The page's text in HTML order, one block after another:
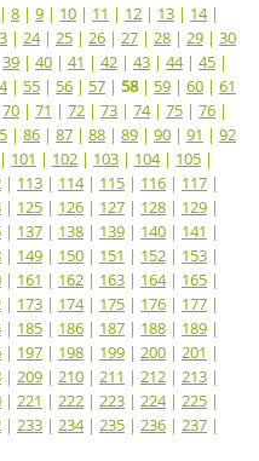
| 8 | 9 | 10 | 11 | 12 | 13 | 14|
| 24| 25 | 26 | 27 | 28 | 29 | 30
39 | 40 | 41 | 42 | 43 | 44| 45 |
| 55 | 56 | 57 | 58| 59 | 60 | 61
70 | 71 | 72 | 73 | 74| 75 | 76 |
| 86 | 87 | 88 | 89 | 90 | 91 | 92
| 101 | 102 | 103 | 104| 105 |
| 113 | 114| 115 | 116 | 117 |
| 125 | 126 | 127 | 128 | 129 |
| 137 | 138 | 139 | 140 | 141 |
| 149 | 150 | 151 | 152 | 153 |
| 161 | 162 | 163 | 164| 165 |
| 173 | 174| 175 | 176 | 177 |
| 185 | 186 | 187 | 188 | 189 |
| 197 | 198 | 199 | 200 | 201 |
| 209 | 210 | 211 | 212 | 213 |
| 221 | 222 | 223 | 224| 225 |
| 233 | 234| 235 | 236 | 237 |